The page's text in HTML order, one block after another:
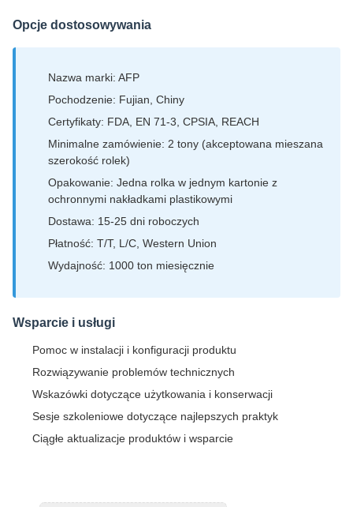
Opcje dostosowywania
Nazwa marki: AFP
Pochodzenie: Fujian, Chiny
Certyfikaty: FDA, EN 71-3, CPSIA, REACH
Minimalne zamówienie: 2 tony (akceptowana mieszana
szerokość rolek)
Opakowanie: Jedna rolka w jednym kartonie z
ochronnymi nakładkami plastikowymi
Dostawa: 15-25 dni roboczych
Płatność: T/T, L/C, Western Union
Wydajność: 1000 ton miesięcznie
Wsparcie i usługi
Pomoc w instalacji i konfiguracji produktu
Rozwiązywanie problemów technicznych
Wskazówki dotyczące użytkowania i konserwacji
Sesje szkoleniowe dotyczące najlepszych praktyk
Ciągłe aktualizacje produktów i wsparcie